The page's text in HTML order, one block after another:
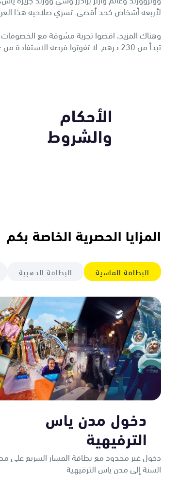
لأربعة أشخاص كحد أقصى. تسري صلاحية هذا العرض المذهل حتى 365 يومًا، أو طيلة
تبدأ من 230 درهم. لا تفوتوا فرصة الاستفادة من عرض مزدوج لا مثيل له من الصور الفوتوغرافية والمرح!
الأحكام
والشروط
المزايا الحصرية الخاصة بكم
البطاقة الماسية البطاقة الذهبية
دخول مدن ياس
الترفيهية
دخول غير محدود مع بطاقة المسار السريع على
السنة إلى مدن ياس الترفيهية